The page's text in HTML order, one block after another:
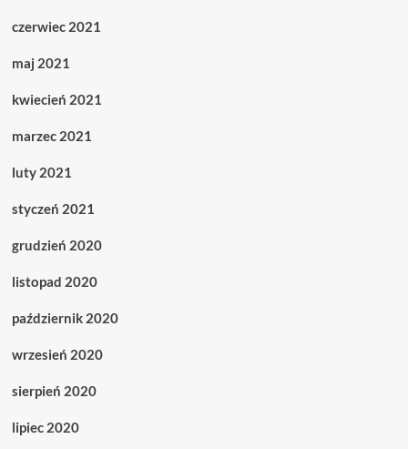
czerwiec 2021
maj 2021
kwiecień 2021
marzec 2021
luty 2021
styczeń 2021
grudzień 2020
listopad 2020
październik 2020
wrzesień 2020
sierpień 2020
lipiec 2020